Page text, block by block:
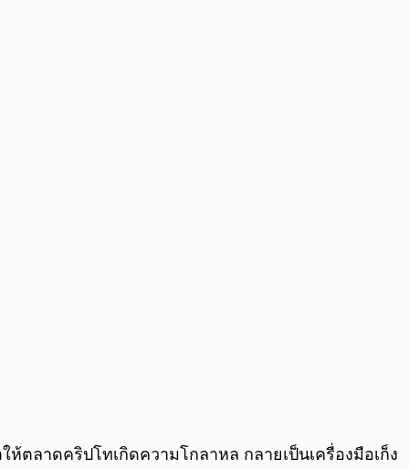
0:00 0:00
ตลาดคริปโทเกิดความโกลาหล กลายเป็นเครื่องมือเก็ง